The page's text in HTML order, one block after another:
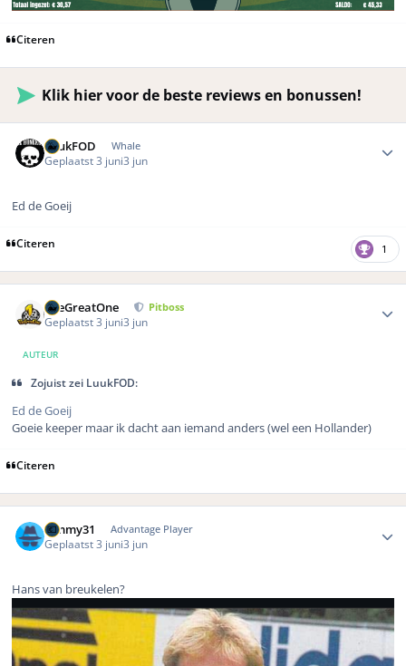
Citeren
Klik hier voor de beste reviews en bonussen!
LuukFOD Whale
Geplaatst 3 juni3 jun
Ed de Goeij
Citeren 1
TheGreatOne Pitboss
Geplaatst 3 juni3 jun
AUTEUR
Zojuist zei LuukFOD:
Ed de Goeij
Goeie keeper maar ik dacht aan iemand anders (wel een Hollander)
Citeren
Timmy31 Advantage Player
Geplaatst 3 juni3 jun
Hans van breukelen?